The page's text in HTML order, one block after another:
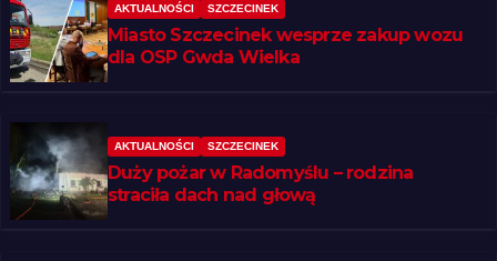
AKTUALNOŚCI SZCZECINEK
Miasto Szczecinek wesprze zakup wozu
dla OSP Gwda Wielka
AKTUALNOŚCI SZCZECINEK
Duży pożar w Radomyślu – rodzina
straciła dach nad głową